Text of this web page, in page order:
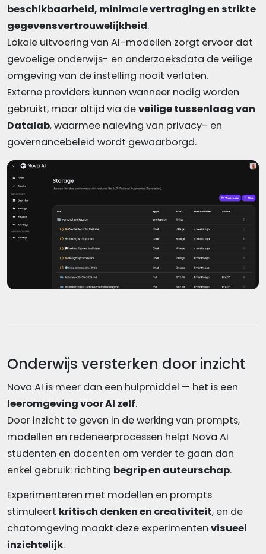
beschikbaarheid, minimale vertraging en strikte
gegevensvertrouwelijkheid.
Lokale uitvoering van AI-modellen zorgt ervoor dat
gevoelige onderwijs- en onderzoeksdata de veilige
omgeving van de instelling nooit verlaten.
Externe providers kunnen wanneer nodig worden
gebruikt, maar altijd via deveilige tussenlaag van
Datalab, waarmee naleving van privacy- en
governancebeleid wordt gewaarborgd.
Onderwijs versterken door inzicht
Nova AI is meer dan een hulpmiddel — het is een
leeromgeving voor AI zelf.
Door inzicht te geven in de werking van prompts,
modellen en redeneerprocessen helpt Nova AI
studenten en docenten om verder te gaan dan
enkel gebruik: richting begrip en auteurschap.
Experimenteren met modellen en prompts
stimuleert kritisch denken en creativiteit, en de
chatomgeving maakt deze experimenten visueel
inzichtelijk.